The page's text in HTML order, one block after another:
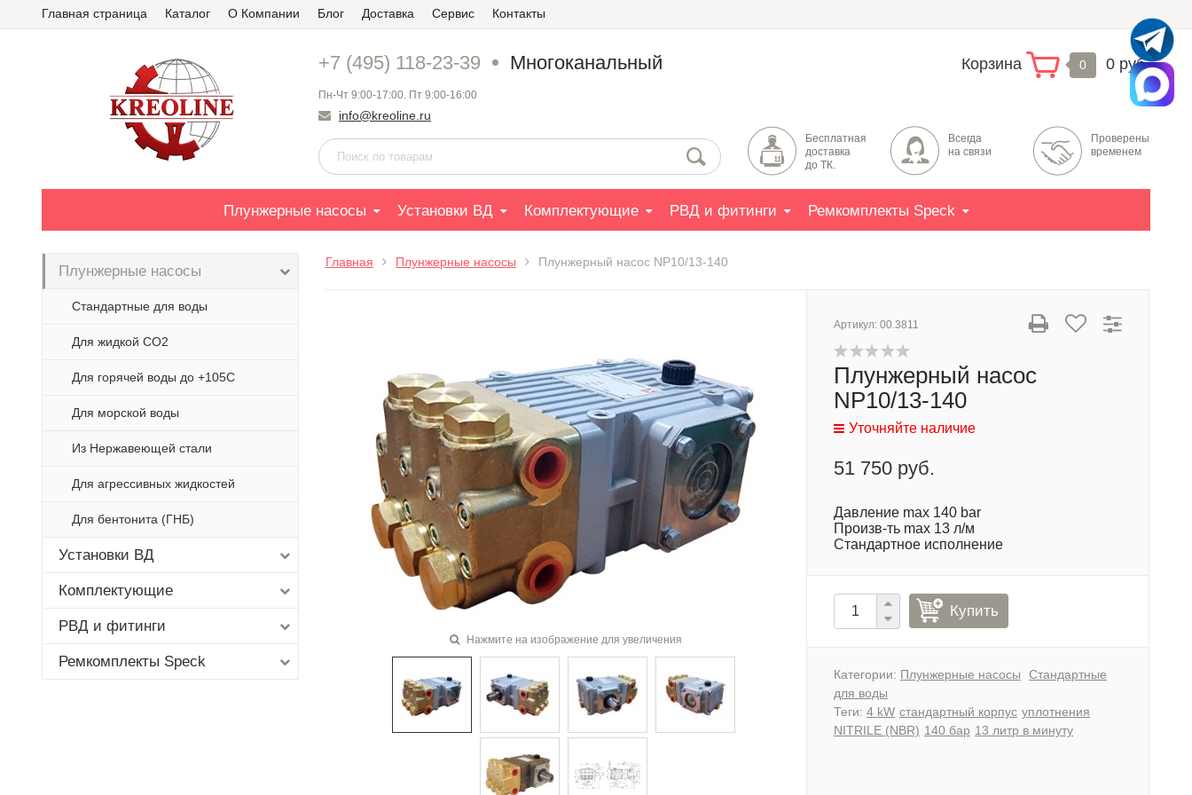
Главная страница Каталог О Компании Блог Доставка Сервис Контакты
+7 (495) 118-23-39 Многоканальный
Пн-Чт 9:00-17:00. Пт 9:00-16:00
info@kreoline.ru
Корзина 0 0 руб.
Бесплатная
доставка
до ТК.
Всегда
на связи
Проверены
временем
Плунжерные насосы Установки ВД Комплектующие РВД и фитинги Ремкомплекты Speck
Плунжерные насосы
Стандартные для воды
Для жидкой СО2
Для горячей воды до +105С
Для морской воды
Из Нержавеющей стали
Для агрессивных жидкостей
Для бентонита (ГНБ)
Установки ВД
Комплектующие
РВД и фитинги
Ремкомплекты Speck
Главная Плунжерные насосы Плунжерный насос NP10/13-140
Нажмите на изображение для увеличения
Артикул: 00.3811
Плунжерный насос
NP10/13-140
Уточняйте наличие
51 750 руб.
Давление max 140 bar
Произв-ть max 13 л/м
Стандартное исполнение
Купить
Категории: Плунжерные насосы
Стандартные
для воды
Теги: 4 kW стандартный корпус уплотнения
NITRILE (NBR) 140 бар 13 литр в минуту